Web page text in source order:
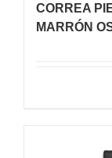
CORREA
MARRÓN